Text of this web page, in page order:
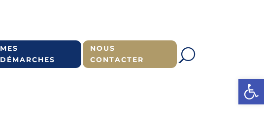
Ouvrir
MES
DÉMARCHES
NOUS
CONTACTER